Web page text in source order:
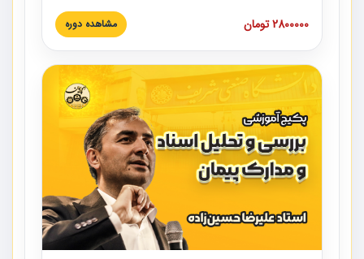
های عمرانی» چالش ها، تخلفات و راه حل ها با نگرش قراردادی
است که در محل سندیکای شرکت های ساختمانی کشور ارائه شد.
مدارک پیمان به همراه تجربیات عملی ارائه شده است.
2800000 تومان مشاهده دوره